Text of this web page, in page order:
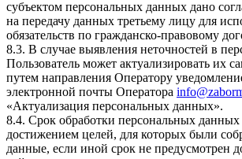
субъектом персональных данных дано
на передачу данных третьему лицу для
обязательств по гражданско-правовому
8.3. В случае выявления неточностей в
Пользователь может актуализировать их
путем направления Оператору
электронной почты Оператора
«Актуализация персональных данных».
8.4. Срок обработки персональных данных
достижением целей, для которых были
данные, если иной срок не предусмотрен